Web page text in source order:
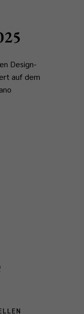
Design-
auf dem